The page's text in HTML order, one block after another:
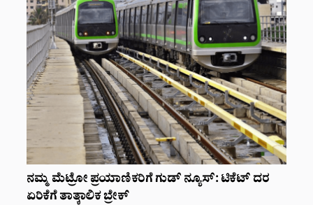
ನಮ್ಮ ಮೆಟ್ರೋ ಪ್ರಯಾಣಿಕರಿಗೆ ಗುಡ್ ನ್ಯೂಸ್: ಟಿಕೆಟ್ ದರ
ಏರಿಕೆಗೆ ತಾತ್ಕಾಲಿಕ ಬ್ರೇಕ್